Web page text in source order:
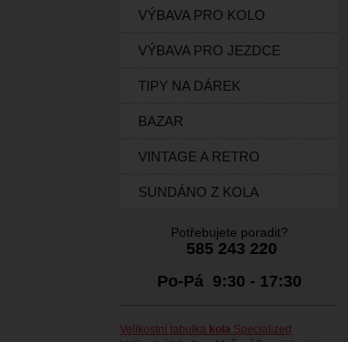
VÝBAVA PRO KOLO
VÝBAVA PRO JEZDCE
TIPY NA DÁREK
BAZAR
VINTAGE A RETRO
SUNDÁNO Z KOLA
Potřebujete poradit?
585 243 220
Po-Pá 9:30 - 17:30
Velikostní tabulka kola Specialized